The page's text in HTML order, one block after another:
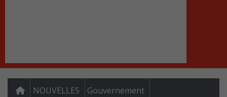
NOUVELLES Gouvernement